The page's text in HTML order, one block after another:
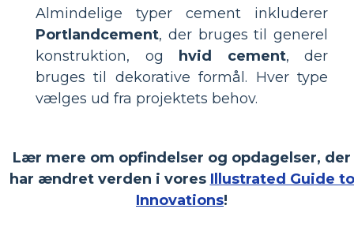
Almindelige typer cement inkluderer
Portlandcement, der bruges til generel
konstruktion, og hvid cement, der
bruges til dekorative formål. Hver type
vælges ud fra projektets behov.
Lær mere om opfindelser og opdagelser, der
har ændret verden i vores Illustrated Guide to
Innovations!